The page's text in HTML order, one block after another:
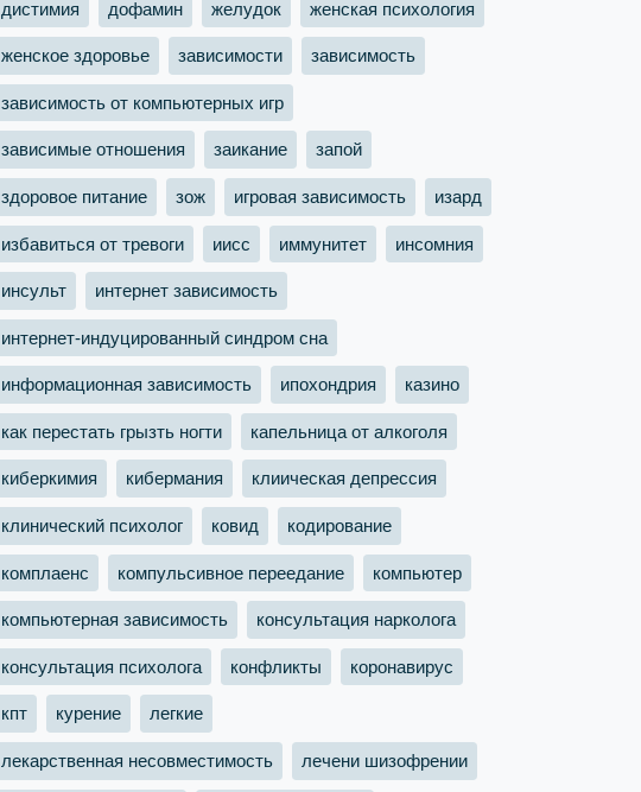
дистимия дофамин желудок женская психология
женское здоровье зависимости зависимость
зависимость от компьютерных игр
зависимые отношения заикание запой
здоровое питание зож игровая зависимость изард
избавиться от тревоги иисс иммунитет инсомния
инсульт интернет зависимость
интернет-индуцированный синдром сна
информационная зависимость ипохондрия казино
как перестать грызть ногти капельница от алкоголя
киберкимия кибермания клиическая депрессия
клинический психолог ковид кодирование
комплаенс компульсивное переедание компьютер
компьютерная зависимость консультация нарколога
консультация психолога конфликты коронавирус
кпт курение легкие
лекарственная несовместимость лечени шизофрении